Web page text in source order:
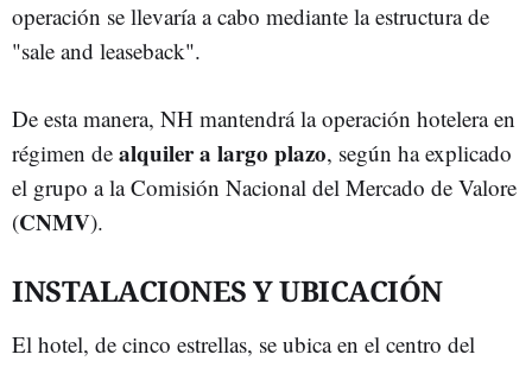
operación se llevaría a cabo mediante la estructura de
"sale and leaseback".
De esta manera, NH mantendrá la operación hotelera en
régimen de alquiler a largo plazo, según ha explicado
el grupo a la Comisión Nacional del Mercado de Valore
(CNMV).
INSTALACIONES Y UBICACIÓN
El hotel, de cinco estrellas, se ubica en el centro del